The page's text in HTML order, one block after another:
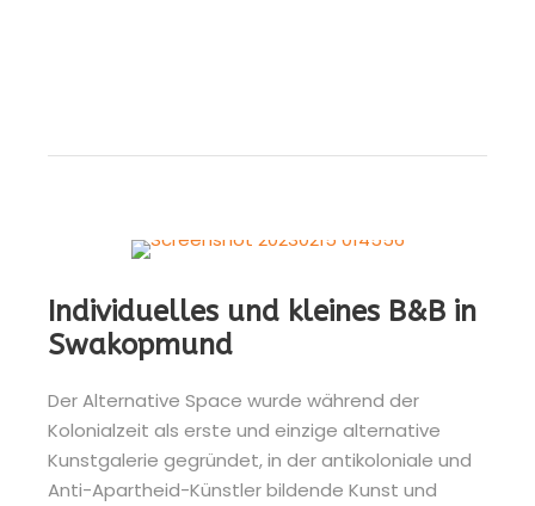
Individuelles und kleines B&B in
Swakopmund
Der Alternative Space wurde während der
Kolonialzeit als erste und einzige alternative
Kunstgalerie gegründet, in der antikoloniale und
Anti-Apartheid-Künstler bildende Kunst und